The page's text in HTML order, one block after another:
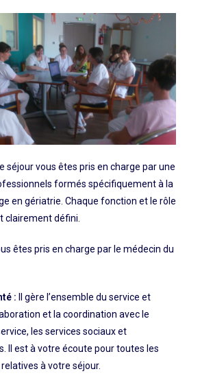
séjour vous êtes pris en charge par une
formés spécifiquement à la
en gériatrie. Chaque fonction et le rôle
clairement défini.
êtes pris en charge par le médecin du
: Il gère l’ensemble du service et
et la coordination avec le
les services sociaux et
Il est à votre écoute pour toutes les
à votre séjour.